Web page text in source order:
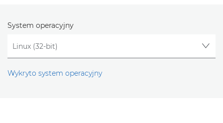
System operacyjny
Wykryto system operacyjny